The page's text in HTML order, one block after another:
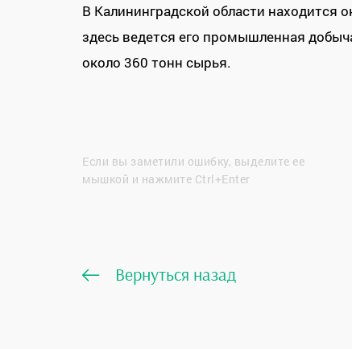
В Калининградской области находится
здесь ведется его промышленная
около 360 тонн сырья.
Если вы заметили ошибку, выделите ее
мышкой и нажмите Ctrl+Enter
Вернуться назад